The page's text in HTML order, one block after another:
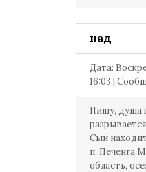
над
Дата:
16:03 |
Пишу, душа
Сын
п. Печенга
область,